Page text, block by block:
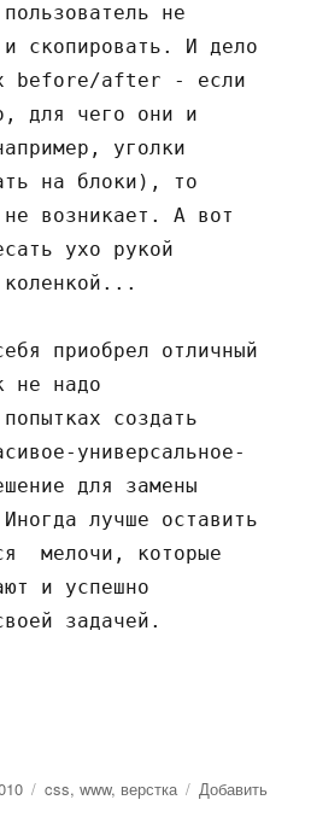
не
и скопировать. И дело
before/after - если
для чего они и
уголки
на блоки), то
возникает. А вот
ухо рукой
коленкой...
приобрел отличный
не надо
создать
универсальное-
для замены
лучше оставить
мелочи, которые
и успешно
задачей.
Метки
css,www, верстка
Добавить